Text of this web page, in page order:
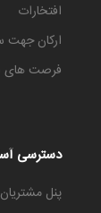
افتخارات
ارکان جهت
فرصت های
دسترسی
پنل مشتریان